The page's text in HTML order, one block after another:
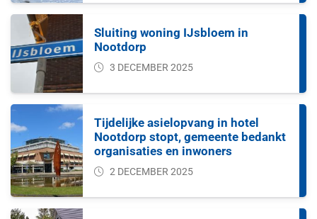
Sluiting woning IJsbloem in
Nootdorp
3 DECEMBER 2025
Tijdelijke asielopvang in hotel
Nootdorp stopt, gemeente bedankt
organisaties en inwoners
2 DECEMBER 2025